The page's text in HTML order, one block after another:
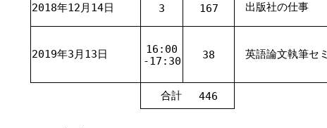
2018年12月14日 3 167 出版社の仕事
2019年3月13日
16:00
-17:30
38 英語論文執筆セ
合計 446